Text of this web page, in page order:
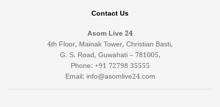
Contact Us
Asom Live 24
4th Floor, Mainak Tower, Christian Basti,
G. S. Road, Guwahati – 781005,
Phone: +91 72798 35555
Email: info@asomlive24.com